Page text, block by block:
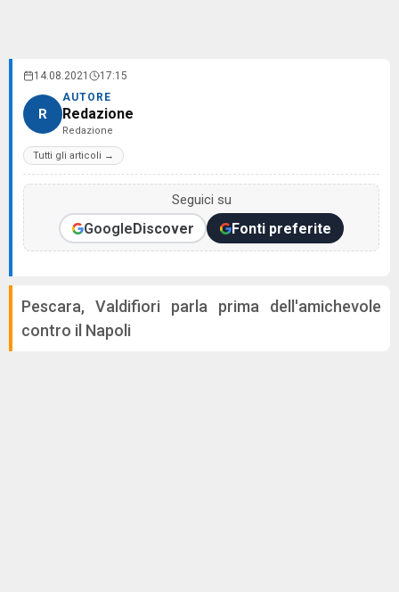
14.08.2021 17:15
R
AUTORE
Redazione
Redazione
Tutti gli articoli →
Seguici su
GoogleDiscover Fonti preferite
Pescara, Valdifiori parla prima dell'amichevole
contro il Napoli